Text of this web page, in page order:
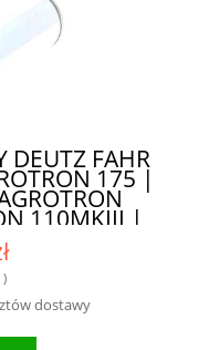
DEUTZ FAHR
175 |
110MKIII |
AGROTRON
135MKIII |
Z
)
dostawy